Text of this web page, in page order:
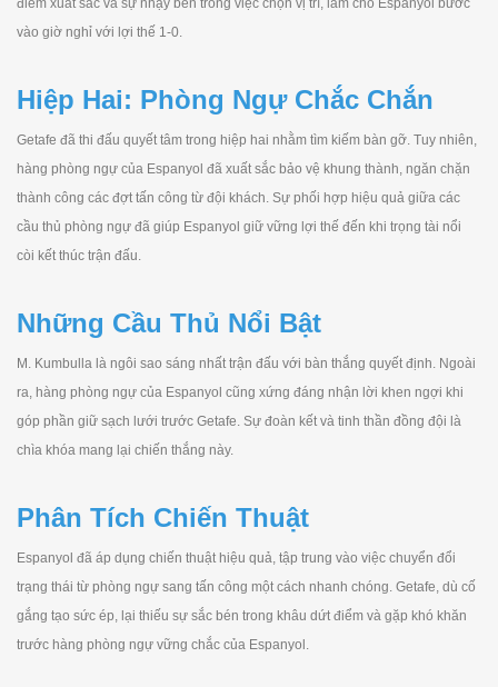
điểm xuất sắc và sự nhạy bén trong việc chọn vị trí, làm cho Espanyol bước
vào giờ nghỉ với lợi thế 1-0.
Hiệp Hai: Phòng Ngự Chắc Chắn
Getafe đã thi đấu quyết tâm trong hiệp hai nhằm tìm kiếm bàn gỡ. Tuy nhiên,
hàng phòng ngự của Espanyol đã xuất sắc bảo vệ khung thành, ngăn chặn
thành công các đợt tấn công từ đội khách. Sự phối hợp hiệu quả giữa các
cầu thủ phòng ngự đã giúp Espanyol giữ vững lợi thế đến khi trọng tài nổi
còi kết thúc trận đấu.
Những Cầu Thủ Nổi Bật
M. Kumbulla là ngôi sao sáng nhất trận đấu với bàn thắng quyết định. Ngoài
ra, hàng phòng ngự của Espanyol cũng xứng đáng nhận lời khen ngợi khi
góp phần giữ sạch lưới trước Getafe. Sự đoàn kết và tinh thần đồng đội là
chìa khóa mang lại chiến thắng này.
Phân Tích Chiến Thuật
Espanyol đã áp dụng chiến thuật hiệu quả, tập trung vào việc chuyển đổi
trạng thái từ phòng ngự sang tấn công một cách nhanh chóng. Getafe, dù cố
gắng tạo sức ép, lại thiếu sự sắc bén trong khâu dứt điểm và gặp khó khăn
trước hàng phòng ngự vững chắc của Espanyol.